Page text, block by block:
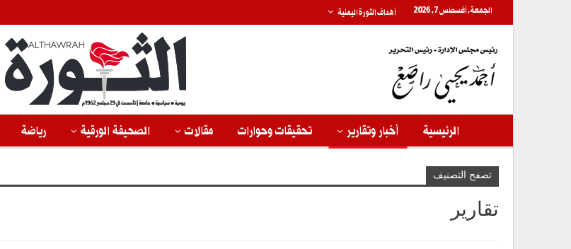
الجمعة, أغسطس 7, 2026 أهداف الثورة اليمنية
الرئيسية أخبار وتقارير تحقيقات وحوارات مقالات الصحيفة الورقية رياضة
تصفح التصنيف
تقارير